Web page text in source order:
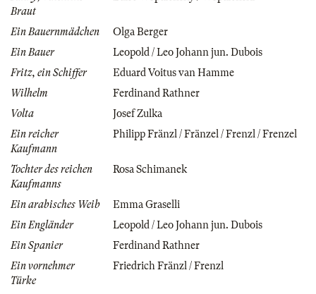
Braut
Ein Bauernmädchen
Olga Berger
Ein Bauer
Leopold / Leo Johann jun. Dubois
Fritz, ein Schiffer
Eduard Voitus van Hamme
Wilhelm
Ferdinand Rathner
Volta
Josef Zulka
Ein reicher
Kaufmann
Philipp Fränzl / Fränzel / Frenzl / Frenzel
Tochter des reichen
Kaufmanns
Rosa Schimanek
Ein arabisches Weib
Emma Graselli
Ein Engländer
Leopold / Leo Johann jun. Dubois
Ein Spanier
Ferdinand Rathner
Ein vornehmer
Türke
Friedrich Fränzl / Frenzl